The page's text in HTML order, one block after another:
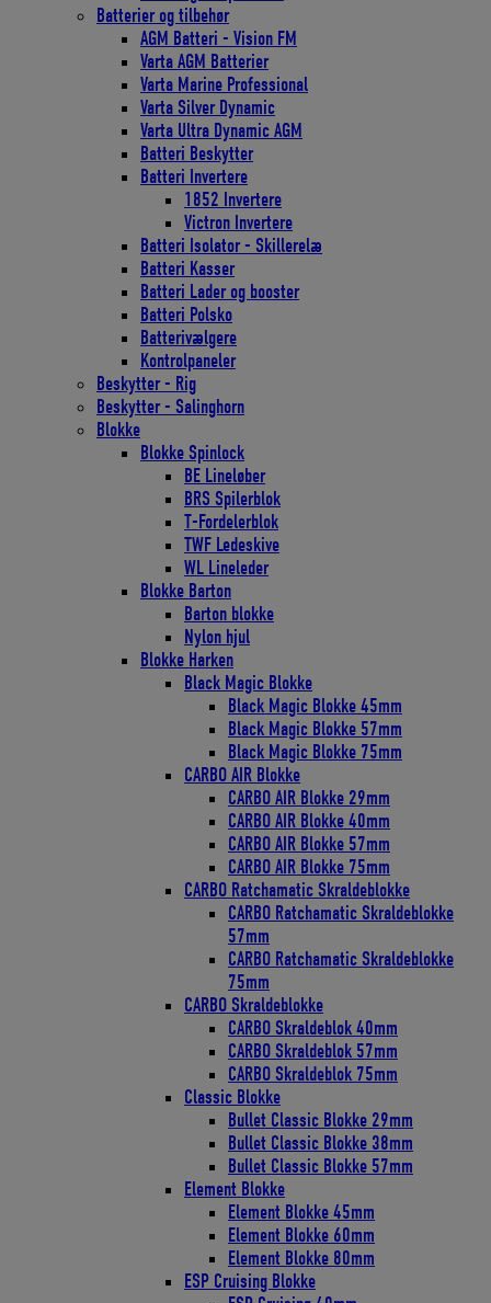
Batterier og tilbehør
AGM Batteri - Vision FM
Varta AGM Batterier
Varta Marine Professional
Varta Silver Dynamic
Varta Ultra Dynamic AGM
Batteri Beskytter
Batteri Invertere
1852 Invertere
Victron Invertere
Batteri Isolator - Skillerelæ
Batteri Kasser
Batteri Lader og booster
Batteri Polsko
Batterivælgere
Kontrolpaneler
Beskytter - Rig
Beskytter - Salinghorn
Blokke
Blokke Spinlock
BE Lineløber
BRS Spilerblok
T-Fordelerblok
TWF Ledeskive
WL Lineleder
Blokke Barton
Barton blokke
Nylon hjul
Blokke Harken
Black Magic Blokke
Black Magic Blokke 45mm
Black Magic Blokke 57mm
Black Magic Blokke 75mm
CARBO AIR Blokke
CARBO AIR Blokke 29mm
CARBO AIR Blokke 40mm
CARBO AIR Blokke 57mm
CARBO AIR Blokke 75mm
CARBO Ratchamatic Skraldeblokke
CARBO Ratchamatic Skraldeblokke
57mm
CARBO Ratchamatic Skraldeblokke
75mm
CARBO Skraldeblokke
CARBO Skraldeblok 40mm
CARBO Skraldeblok 57mm
CARBO Skraldeblok 75mm
Classic Blokke
Bullet Classic Blokke 29mm
Bullet Classic Blokke 38mm
Bullet Classic Blokke 57mm
Element Blokke
Element Blokke 45mm
Element Blokke 60mm
Element Blokke 80mm
ESP Cruising Blokke